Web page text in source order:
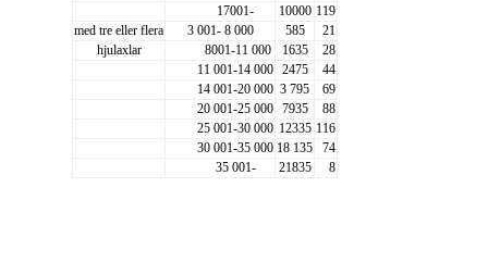
17001-
10000 119
med tre eller flera
3 001- 8 000 585
21
hjulaxlar
8001-11 000 1635
28
11 001-14 000 2475
44
14 001-20 000 3 795
69
20 001-25 000 7935
88
25 001-30 000 12335 116
30 001-35 000 18 135
74
35 001-
21835 8